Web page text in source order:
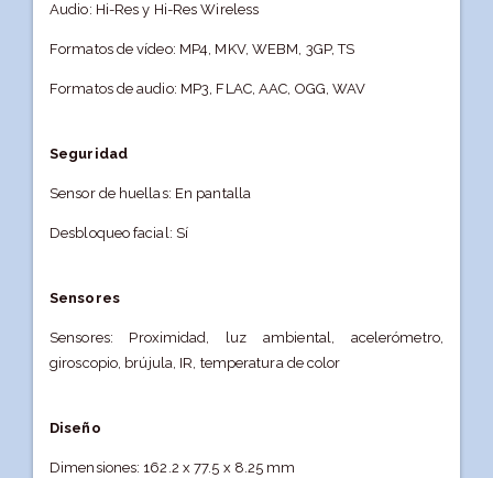
Audio: Hi-Res y Hi-Res Wireless
Formatos de vídeo: MP4, MKV, WEBM, 3GP, TS
Formatos de audio: MP3, FLAC, AAC, OGG, WAV
Seguridad
Sensor de huellas: En pantalla
Desbloqueo facial: Sí
Sensores
Sensores: Proximidad, luz ambiental, acelerómetro,
giroscopio, brújula, IR, temperatura de color
Diseño
Dimensiones: 162.2 x 77.5 x 8.25 mm